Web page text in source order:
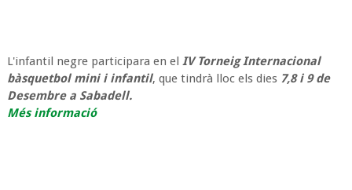
L'infantil negre participara en el IV Torneig Internacional
bàsquetbol mini i infantil, que tindrà lloc els dies 7,8 i 9 de
Desembre a Sabadell.
Més informació